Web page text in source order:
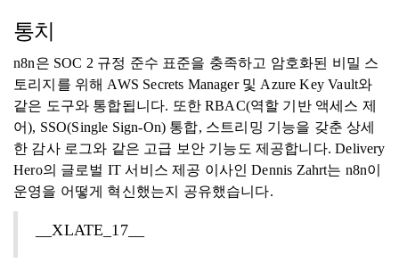
통치
n8n은 SOC 2 규정 준수 표준을 충족하고 암호화된 비밀 스
토리지를 위해 AWS Secrets Manager 및 Azure Key Vault와
같은 도구와 통합됩니다. 또한 RBAC(역할 기반 액세스 제
어), SSO(Single Sign-On) 통합, 스트리밍 기능을 갖춘 상세
한 감사 로그와 같은 고급 보안 기능도 제공합니다. Delivery
Hero의 글로벌 IT 서비스 제공 이사인 Dennis Zahrt는 n8n이
운영을 어떻게 혁신했는지 공유했습니다.
__XLATE_17__